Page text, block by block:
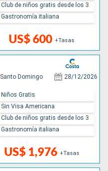
US$ 600 +Tasas
Club de niños gratis desde los 3
Gastronomía italiana
Santo Domingo 28/12/2026
US$ 1,976 +Tasas
Niños Gratis
Sin Visa Americana
Club de niños gratis desde los 3
Gastronomía italiana